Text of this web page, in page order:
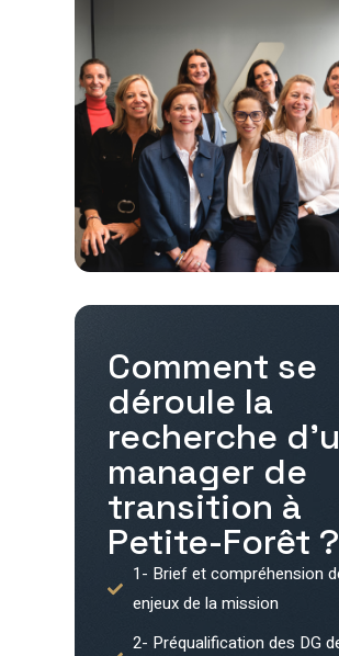
Comment se
déroule la
recherche
manager de
transition à
Petite-Forêt ?
1- Brief et compréhension
enjeux de la mission
2- Préqualification des DG